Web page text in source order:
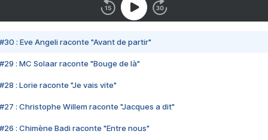
#30 : Eve Angeli raconte "Avant de partir"
#29 : MC Solaar raconte "Bouge de là"
#28 : Lorie raconte "Je vais vite"
#27 : Christophe Willem raconte "Jacques a dit"
#26 : Chimène Badi raconte "Entre nous"